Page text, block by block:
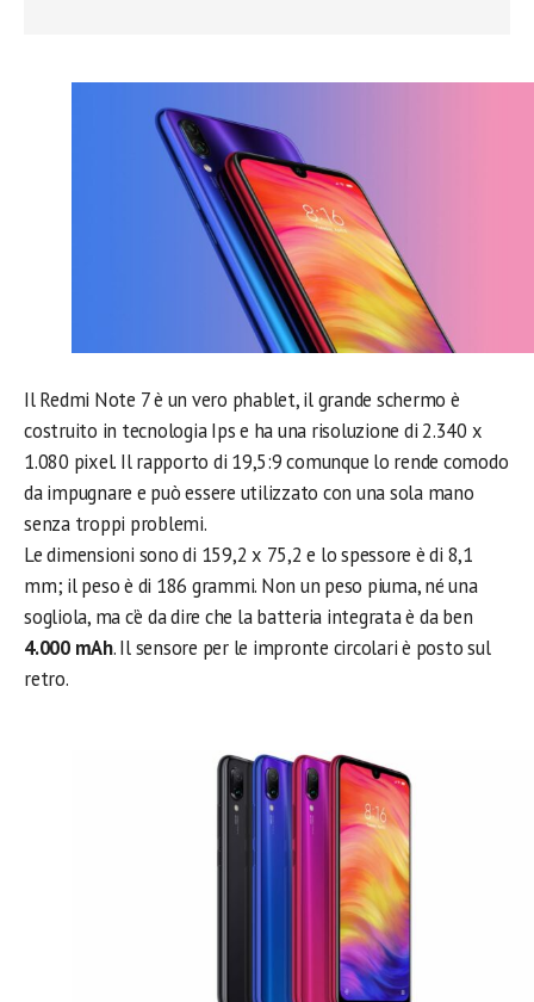
Il Redmi Note 7 è un vero phablet, il grande schermo è
costruito in tecnologia Ips e ha una risoluzione di 2.340 x
1.080 pixel. Il rapporto di 19,5:9 comunque lo rende comodo
da impugnare e può essere utilizzato con una sola mano
senza troppi problemi.
Le dimensioni sono di 159,2 x 75,2 e lo spessore è di 8,1
mm; il peso è di 186 grammi. Non un peso piuma, né una
sogliola, ma c’è da dire che la batteria integrata è da ben
4.000 mAh. Il sensore per le impronte circolari è posto sul
retro.